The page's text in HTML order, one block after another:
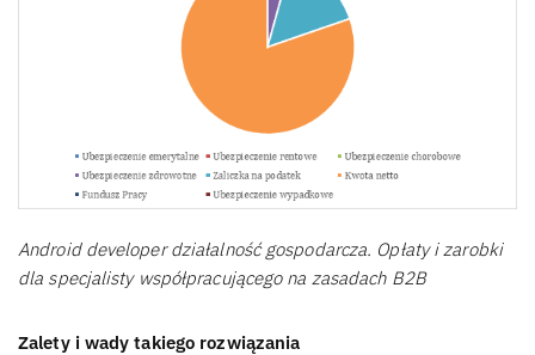
Android developer działalność gospodarcza. Opłaty i zarobki
dla specjalisty współpracującego na zasadach B2B
Zalety i wady takiego rozwiązania